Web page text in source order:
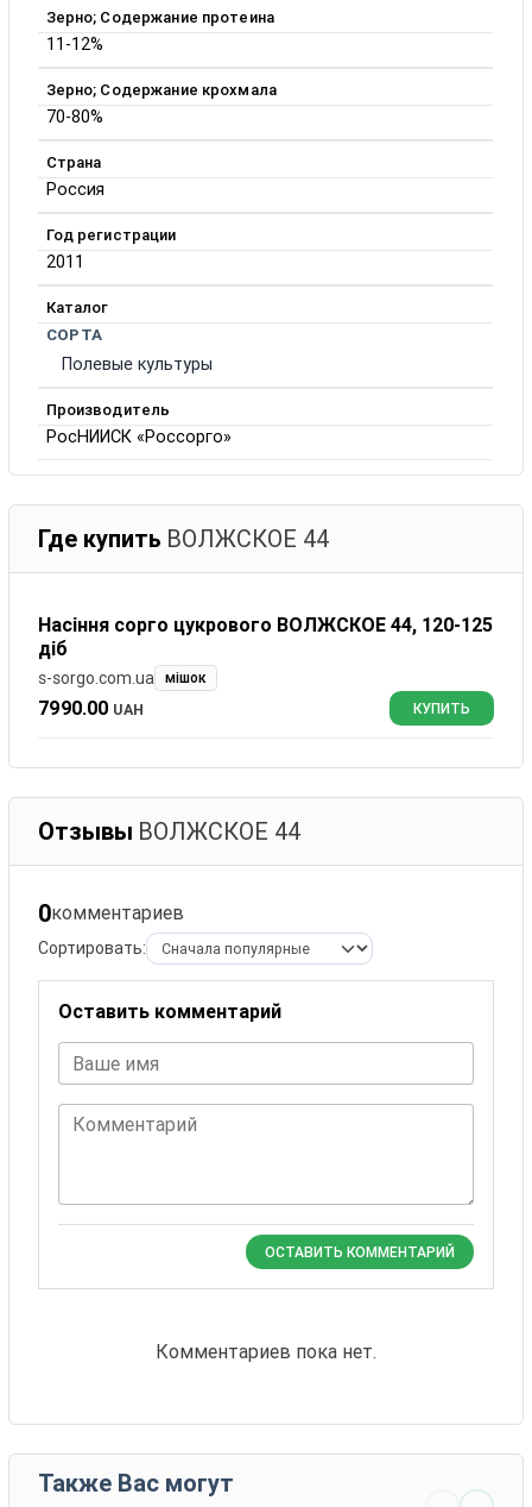
Зерно; Содержание протеина
11-12%
Зерно; Содержание крохмала
70-80%
Страна
Россия
Год регистрации
2011
Каталог
СОРТА
Полевые культуры
Производитель
РосНИИСК «Россорго»
Где купить ВОЛЖСКОЕ 44
Насіння сорго цукрового ВОЛЖСКОЕ 44, 120-125
діб
s-sorgo.com.ua мішок
7990.00 UAH КУПИТЬ
Отзывы ВОЛЖСКОЕ 44
0комментариев
Сортировать:
Оставить комментарий
Ваше имя
Комментарий
ОСТАВИТЬ КОММЕНТАРИЙ
Комментариев пока нет.
Также Вас могут